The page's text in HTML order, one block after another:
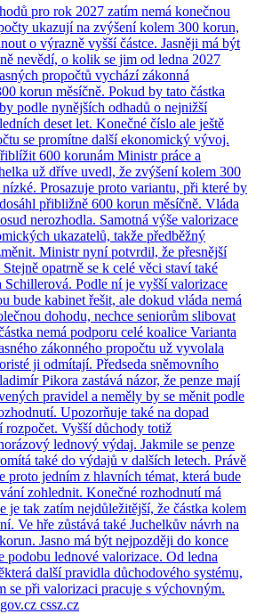
pro rok 2027 zatím nemá konečnou
ukazují na zvýšení kolem 300 korun,
o výrazně vyšší částce. Jasněji má být
nevědí, o kolik se jim od ledna 2027
propočtů vychází zákonná
korun měsíčně. Pokud by tato částka
podle nynějších odhadů o nejnižší
deset let. Konečné číslo ale ještě
se promítne další ekonomický vývoj.
600 korunám Ministr práce a
už dříve uvedl, že zvýšení kolem 300
Prosazuje proto variantu, při které by
přibližně 600 korun měsíčně. Vláda
nerozhodla. Samotná výše valorizace
ukazatelů, takže předběžný
Ministr nyní potvrdil, že přesnější
opatrně se k celé věci staví také
Podle ní je vyšší valorizace
bude kabinet řešit, ale dokud vláda nemá
dohodu, nechce seniorům slibovat
nemá podporu celé koalice Varianta
zákonného propočtu už vyvolala
ji odmítají. Předseda sněmovního
Pikora zastává názor, že penze mají
pravidel a neměly by se měnit podle
Upozorňuje také na dopad
rozpočet. Vyšší důchody totiž
lednový výdaj. Jakmile se penze
také do výdajů v dalších letech. Právě
proto jedním z hlavních témat, která bude
zohlednit. Konečné rozhodnutí má
je tak zatím nejdůležitější, že částka kolem
Ve hře zůstává také Juchelkův návrh na
Jasno má být nejpozději do konce
podobu lednové valorizace. Od ledna
další pravidla důchodového systému,
se při valorizaci pracuje s výchovným.
cssz.cz